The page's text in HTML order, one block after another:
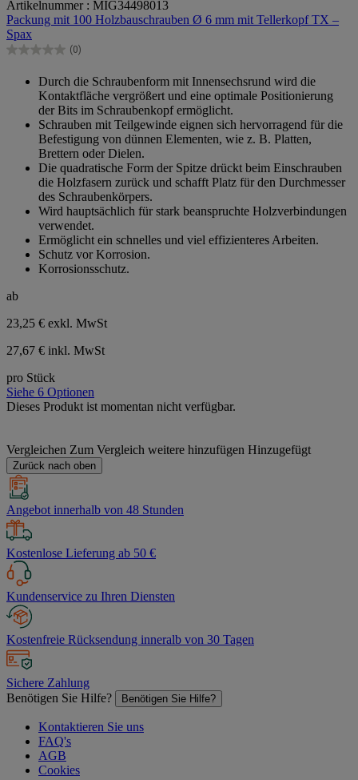
von
5
Sternen.
Artikelnummer : MIG34498013
Packung mit 100 Holzbauschrauben Ø 6 mm mit Tellerkopf TX –
Spax
(0)
0.0
Sternen.
Durch die Schraubenform mit Innensechsrund wird die
Kontaktfläche vergrößert und eine optimale Positionierung
der Bits im Schraubenkopf ermöglicht.
Schrauben mit Teilgewinde eignen sich hervorragend für die
Befestigung von dünnen Elementen, wie z. B. Platten,
Brettern oder Dielen.
Die quadratische Form der Spitze drückt beim Einschrauben
die Holzfasern zurück und schafft Platz für den Durchmesser
des Schraubenkörpers.
Wird hauptsächlich für stark beanspruchte Holzverbindungen
verwendet.
Ermöglicht ein schnelles und viel effizienteres Arbeiten.
Schutz vor Korrosion.
Korrosionsschutz.
ab
23,25 € exkl. MwSt
27,67 € inkl. MwSt
pro Stück
Siehe 6 Optionen
Dieses Produkt ist momentan nicht verfügbar.
Vergleichen Zum Vergleich weitere hinzufügen Hinzugefügt
Zurück nach oben
Angebot innerhalb von 48 Stunden
Kostenlose Lieferung ab 50 €
Kundenservice zu Ihren Diensten
Kostenfreie Rücksendung inneralb von 30 Tagen
Sichere Zahlung
Benötigen Sie Hilfe?
Benötigen Sie Hilfe?
Kontaktieren Sie uns
FAQ's
AGB
Cookies